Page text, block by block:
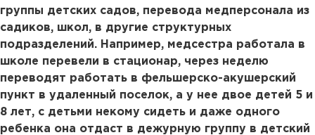
группы детских садов, перевода медперсонала из
садиков, школ, в другие структурных
подразделений. Например, медсестра работала в
школе перевели в стационар, через неделю
переводят работать в фельшерско-акушерский
пункт в удаленный поселок, а у нее двое детей 5 и
8 лет, с детьми некому сидеть и даже одного
ребенка она отдаст в дежурную группу в детский